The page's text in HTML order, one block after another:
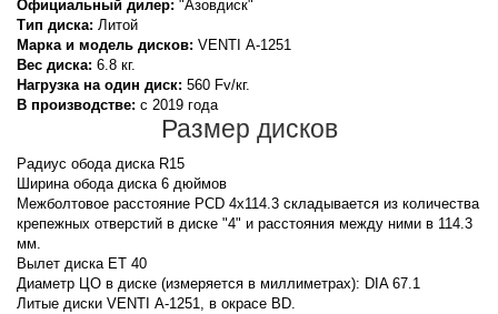
Официальный дилер: "Азовдиск"
Тип диска: Литой
Марка и модель дисков: VENTI А-1251
Вес диска: 6.8 кг.
Нагрузка на один диск: 560 Fv/кг.
В производстве: с 2019 года
Размер дисков
Радиус обода диска R15
Ширина обода диска 6 дюймов
Межболтовое расстояние PCD 4x114.3 складывается из количества
крепежных отверстий в диске "4" и расстояния между ними в 114.3
мм.
Вылет диска ET 40
Диаметр ЦО в диске (измеряется в миллиметрах): DIA 67.1
Литые диски VENTI А-1251, в окрасе BD.